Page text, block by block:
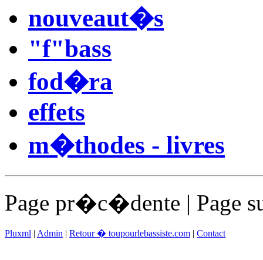
nouveaut�s
"f"bass
fod�ra
effets
m�thodes - livres
Page pr�c�dente | Page
Pluxml | Admin | Retour � toupourlebassiste.com | Contact